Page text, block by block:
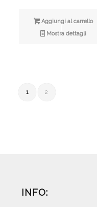
Aggiungi al carrello
Mostra dettagli
1 2
INFO: